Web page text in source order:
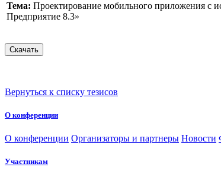
Тема: Проектирование мобильного приложения с
Предприятие 8.3»
Вернуться к списку тезисов
О конференции
О конференции Организаторы и партнеры Новости
Участникам